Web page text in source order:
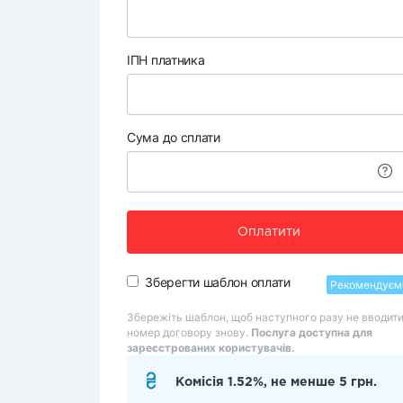
ІПН платника
Сума до сплати
Оплатити
Зберегти шаблон оплати
Збережіть шаблон, щоб наступного разу не вводити
номер договору знову. Послуга доступна для
зареєстрованих користувачів.
Комісія 1.52%, не менше 5 грн.